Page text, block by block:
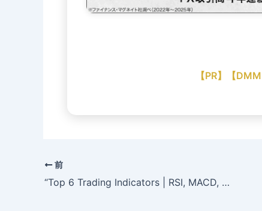
【PR】【
前
“Top 6 Trading Indicators | RSI, MACD, Bollinger”